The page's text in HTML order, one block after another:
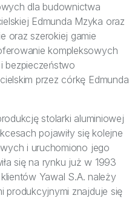
dla budownictwa
Edmunda Mzyka oraz
oraz szerokiej gamie
kompleksowych
bezpieczeństwo
przez córkę Edmunda
stolarki aluminiowej
pojawiły się kolejne
i uruchomiono jego
się na rynku już w 1993
Yawal S.A. należy
produkcyjnymi znajduje się